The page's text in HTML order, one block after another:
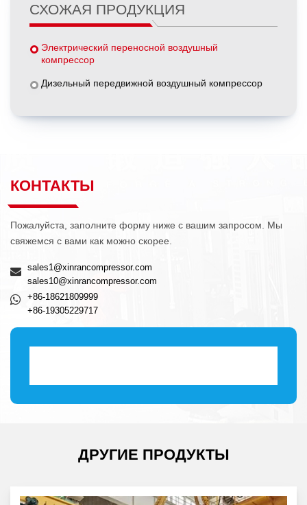
СХОЖАЯ ПРОДУКЦИЯ
Электрический переносной воздушный
компрессор
Дизельный передвижной воздушный компрессор
КОНТАКТЫ
Пожалуйста, заполните форму ниже с вашим запросом. Мы
свяжемся с вами как можно скорее.
sales1@xinrancompressor.com
sales10@xinrancompressor.com
+86-18621809999
+86-19305229717
ДРУГИЕ ПРОДУКТЫ